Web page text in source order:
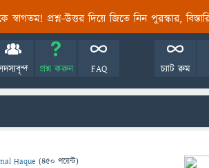
স্বাগতম! প্রশ্ন-উত্তর দিয়ে জিতে নিন পুরস্কার,
প্রশ্ন করুন FAQ চ্যাট রুম
Haque (450 পয়েন্ট)